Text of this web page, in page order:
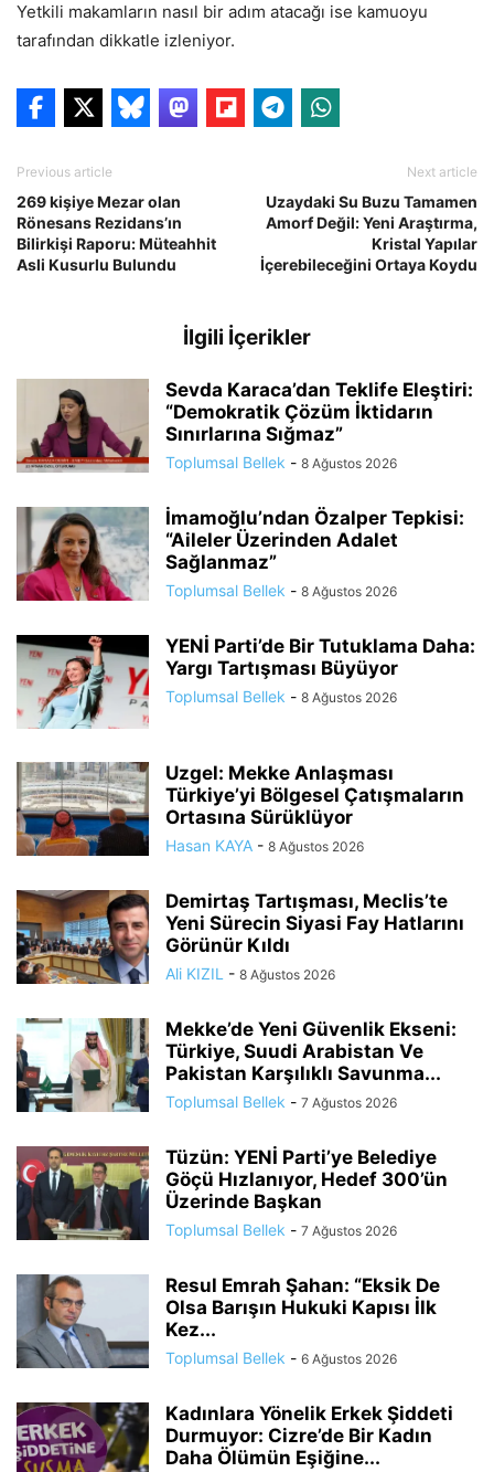
Yetkili makamların nasıl bir adım atacağı ise kamuoyu
tarafından dikkatle izleniyor.
Previous article
269 kişiye Mezar olan
Rönesans Rezidans’ın
Bilirkişi Raporu: Müteahhit
Asli Kusurlu Bulundu
Next article
Uzaydaki Su Buzu Tamamen
Amorf Değil: Yeni Araştırma,
Kristal Yapılar
İçerebileceğini Ortaya Koydu
İlgili İçerikler
Sevda Karaca’dan Teklife Eleştiri:
“Demokratik Çözüm İktidarın
Sınırlarına Sığmaz”
Toplumsal Bellek - 8 Ağustos 2026
İmamoğlu’ndan Özalper Tepkisi:
“Aileler Üzerinden Adalet
Sağlanmaz”
Toplumsal Bellek - 8 Ağustos 2026
YENİ Parti’de Bir Tutuklama Daha:
Yargı Tartışması Büyüyor
Toplumsal Bellek - 8 Ağustos 2026
Uzgel: Mekke Anlaşması
Türkiye’yi Bölgesel Çatışmaların
Ortasına Sürüklüyor
Hasan KAYA - 8 Ağustos 2026
Demirtaş Tartışması, Meclis’te
Yeni Sürecin Siyasi Fay Hatlarını
Görünür Kıldı
Ali KIZIL - 8 Ağustos 2026
Mekke’de Yeni Güvenlik Ekseni:
Türkiye, Suudi Arabistan Ve
Pakistan Karşılıklı Savunma...
Toplumsal Bellek - 7 Ağustos 2026
Tüzün: YENİ Parti’ye Belediye
Göçü Hızlanıyor, Hedef 300’ün
Üzerinde Başkan
Toplumsal Bellek - 7 Ağustos 2026
Resul Emrah Şahan: “Eksik De
Olsa Barışın Hukuki Kapısı İlk
Kez...
Toplumsal Bellek - 6 Ağustos 2026
Kadınlara Yönelik Erkek Şiddeti
Durmuyor: Cizre’de Bir Kadın
Daha Ölümün Eşiğine...